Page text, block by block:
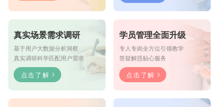
真实场景需求调研
基于用户大数据分析洞察
真实调研科学匹配用户需求
点击了解
学员管理全面升级
专人专岗全方位引领教学
答疑解惑贴心服务
点击了解